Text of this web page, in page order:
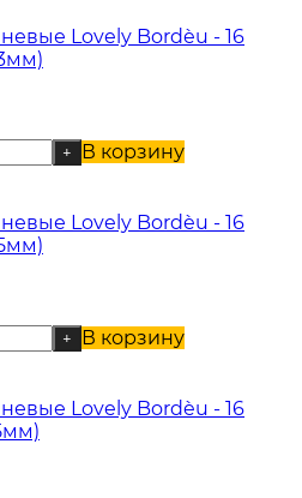
Lovely Bordèu - 16
+ В корзину
Lovely Bordèu - 16
+ В корзину
Lovely Bordèu - 16